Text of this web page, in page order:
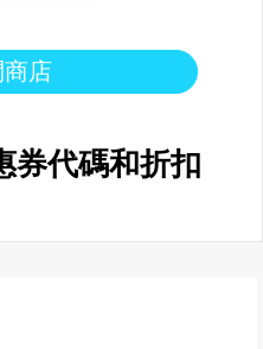
店
券代碼和折扣